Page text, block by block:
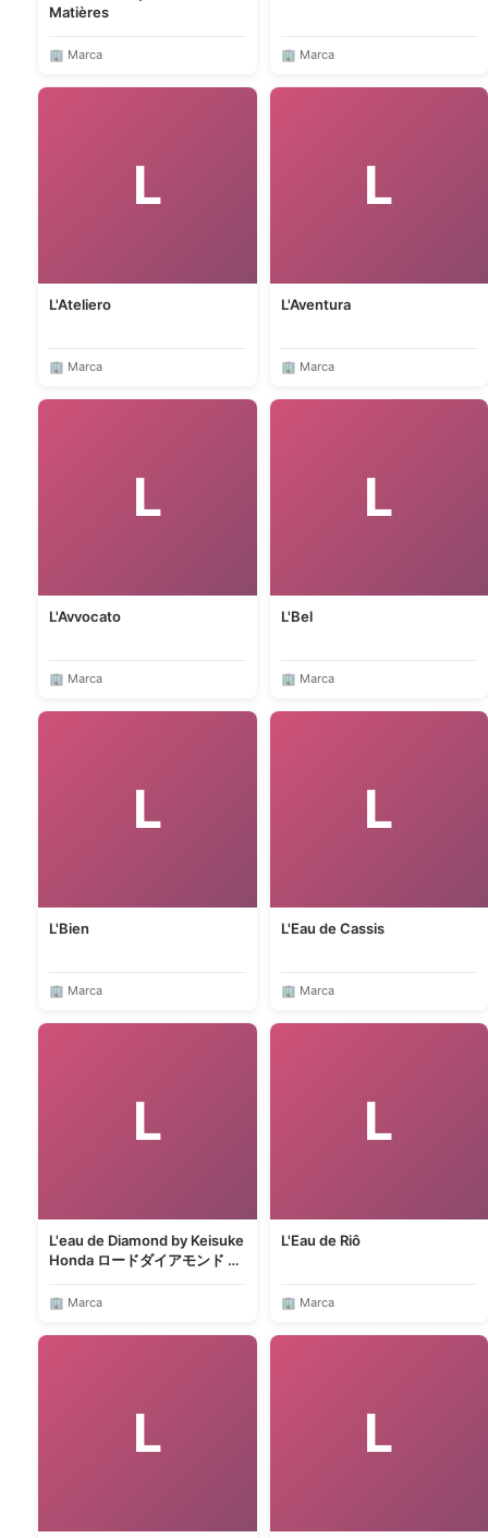
Matières
🏢 Marca 🏢 Marca
L
L'Ateliero
🏢 Marca
L
L'Aventura
🏢 Marca
L
L'Avvocato
🏢 Marca
L
L'Bel
🏢 Marca
L
L'Bien
🏢 Marca
L
L'Eau de Cassis
🏢 Marca
L
L'eau de Diamond by Keisuke
Honda ロードダイアモンド バ
🏢 Marca
L
L'Eau de Riô
🏢 Marca
L L